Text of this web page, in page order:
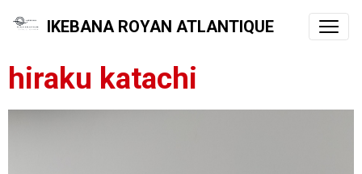
IKEBANA ROYAN ATLANTIQUE
hiraku katachi